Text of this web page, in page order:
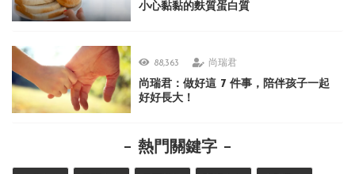
小心黏黏的麩質蛋白質
88,363 尚瑞君
尚瑞君：做好這 7 件事，陪伴孩子一起
好好長大！
熱門關鍵字